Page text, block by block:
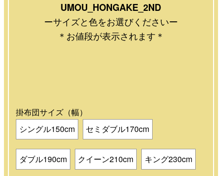
UMOU_HONGAKE_2ND
ーサイズと色をお選びくださいー
＊お値段が表示されます＊
掛布団サイズ（幅）
シングル150cm
セミダブル170cm
ダブル190cm クイーン210cm キング230cm